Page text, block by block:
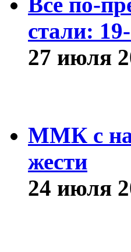
стали:
27 июля
ММК с
жести
24 июля